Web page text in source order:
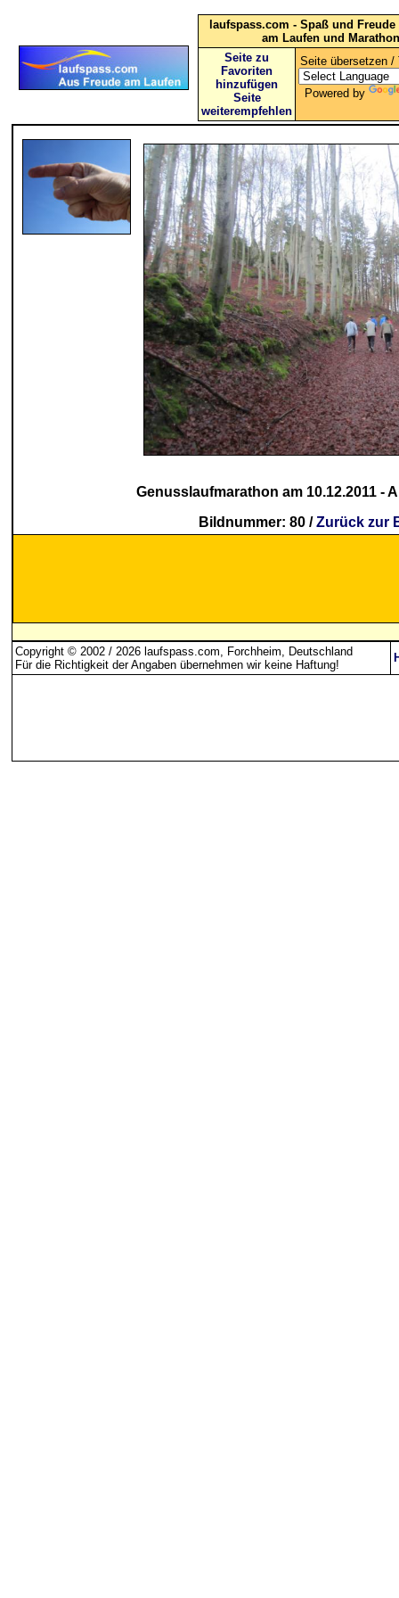
laufspass.com - Spaß und
am Laufen und Marathon
Seite zu
Favoriten
hinzufügen
Seite
weiterempfehlen
Seite übersetzen /
Powered by
Genusslaufmarathon am 10.12.2011 -
Bildnummer: 80 /Zurück zur
Copyright © 2002 / 2026 laufspass.com, Forchheim, Deutschland
Für die Richtigkeit der Angaben übernehmen wir keine Haftung!